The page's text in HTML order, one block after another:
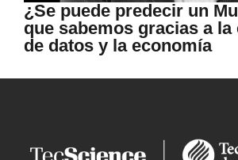
¿Se puede predecir un
que sabemos gracias a la
de datos y la economía